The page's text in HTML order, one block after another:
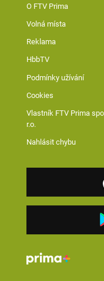
O FTV Prima
Volná místa
Reklama
HbbTV
Podmínky užívání
Cookies
Vlastník FTV Prima
r.o.
Nahlásit chybu